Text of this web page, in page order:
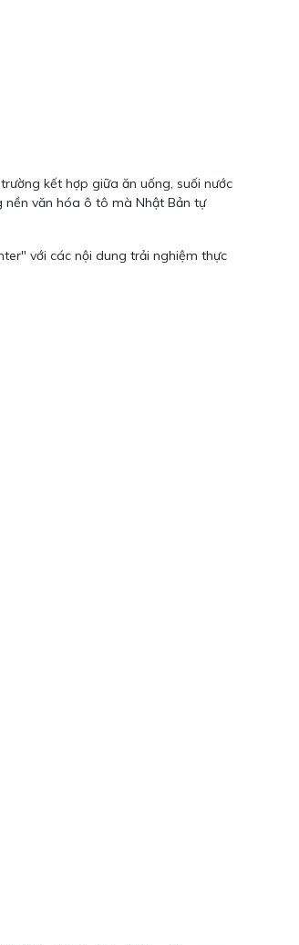
kết hợp giữa ăn uống, suối nước
văn hóa ô tô mà Nhật Bản tự
với các nội dung trải nghiệm thực